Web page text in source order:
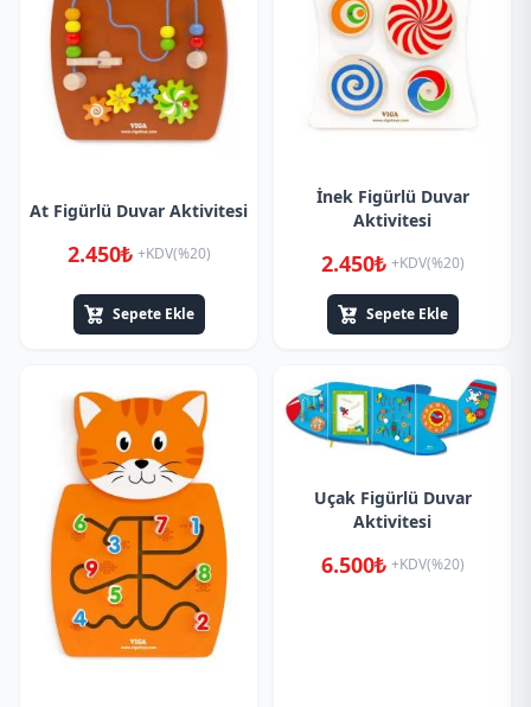
At Figürlü Duvar Aktivitesi
2.450₺ +KDV(%20)
Sepete Ekle
İnek Figürlü Duvar
Aktivitesi
2.450₺ +KDV(%20)
Sepete Ekle
Uçak Figürlü Duvar
Aktivitesi
6.500₺ +KDV(%20)